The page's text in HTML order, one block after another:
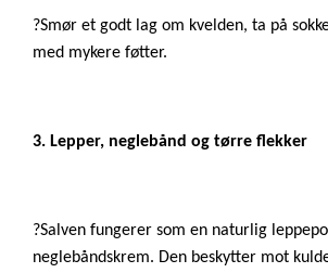
?Smør et godt lag om kvelden, ta på
med mykere føtter.
3. Lepper, neglebånd og tørre flekker
?Salven fungerer som en naturlig
neglebåndskrem. Den beskytter mot